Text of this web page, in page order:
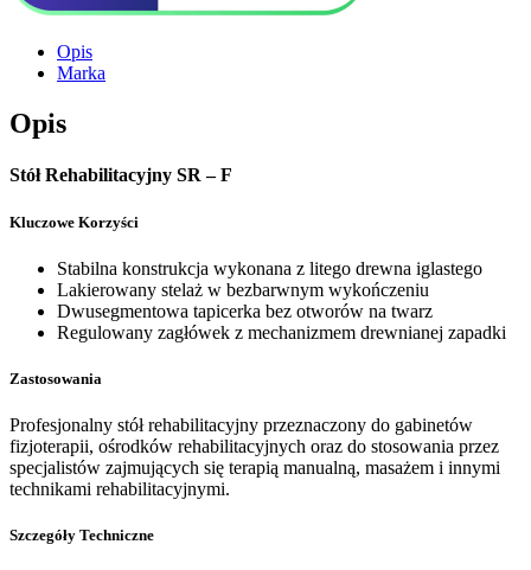
Opis
Marka
Opis
Stół Rehabilitacyjny SR – F
Kluczowe Korzyści
Stabilna konstrukcja wykonana z litego drewna iglastego
Lakierowany stelaż w bezbarwnym wykończeniu
Dwusegmentowa tapicerka bez otworów na twarz
Regulowany zagłówek z mechanizmem drewnianej zapadki
Zastosowania
Profesjonalny stół rehabilitacyjny przeznaczony do gabinetów
fizjoterapii, ośrodków rehabilitacyjnych oraz do stosowania przez
specjalistów zajmujących się terapią manualną, masażem i innymi
technikami rehabilitacyjnymi.
Szczegóły Techniczne